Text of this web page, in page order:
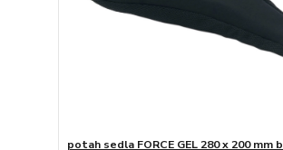
potah sedla FORCE GEL 280 x 200 mm